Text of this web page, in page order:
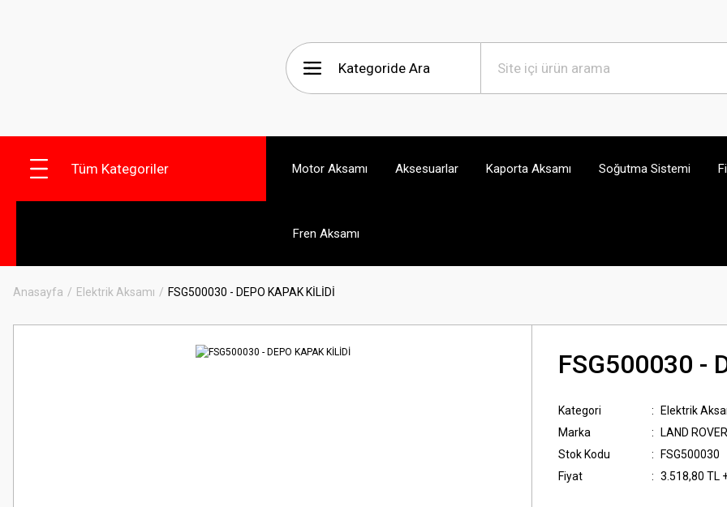
Tüm Kategoriler Motor Aksamı Aksesuarlar Kaporta Aksamı Soğutma Sistemi
Fren Aksamı
Anasayfa Elektrik Aksamı FSG500030 - DEPO KAPAK KİLİDİ
FSG500030 -
Kategori
Elektrik
Marka
LAND ROVER
Stok Kodu
FSG500030
Fiyat
3.518,80 TL